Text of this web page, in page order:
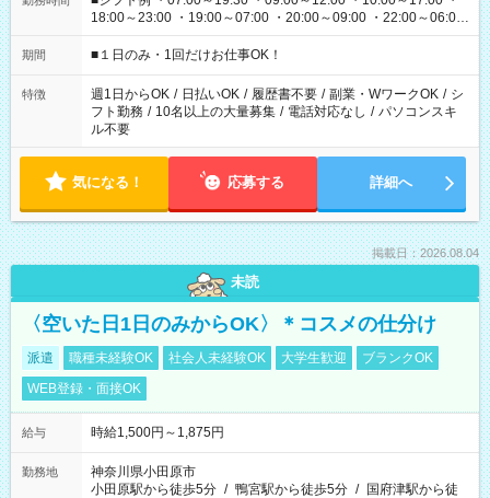
18:00～23:00 ・19:00～07:00 ・20:00～09:00 ・22:00～06:00
etc ★最短で3時間で5,120円のお仕事から 15時間で2万円近く稼
げるお仕事も！ ご希望のお時間に合わせてご紹介！ ※シフトは
ください！
期間 ■１日のみ・1回だけお仕事OK！
特徴 週1日からOK / 日払いOK / 履歴書不要 / 副業・WワークOK / シ
フト勤務 / 10名以上の大量募集 / 電話対応なし / パソコンスキ
ル不要
気になる！ 応募する 詳細へ
掲載日：2026.08.04
未読
〈空いた日1日のみからOK〉＊コスメの仕分け
派遣 職種未経験OK 社会人未経験OK 大学生歓迎
ブランクOK
WEB登録・面接OK
給与 時給1,500円～1,875円
勤務地
神奈川県小田原市
小田原駅から徒歩5分 / 鴨宮駅から徒歩5分 / 国府津駅から徒